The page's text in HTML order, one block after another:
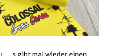
s gibt mal wieder einen